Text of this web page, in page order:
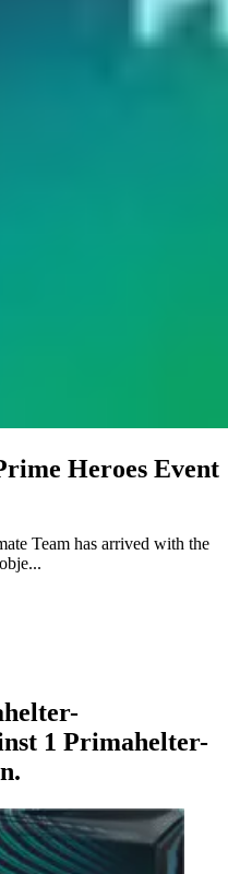
Heroes Event
Team has arrived with the
1 Primahelter-